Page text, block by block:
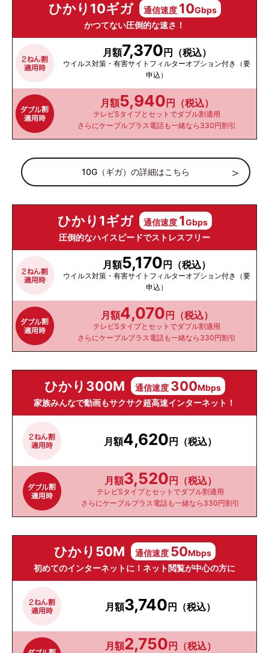
ひかり10ギガ 通信速度 10Gbps
かつてない圧倒的な速さ！
月額7,370 円（税込）
ウイルス対策・有害サイトフィルターオプション付き（要
申込）
月額5,940 円（税込）
テレビSタイプとセットでダブル割適用
さらにケーブルプラス電話も一緒なら330円割引
10G（ギガ）の詳細はこちら
ひかり1ギガ 通信速度 1Gbps
圧倒的なハイスピードでストレスフリー
月額5,170 円（税込）
ウイルス対策・有害サイトフィルターオプション付き（要
申込）
月額4,070 円（税込）
テレビSタイプとセットでダブル割適用
さらにケーブルプラス電話も一緒なら330円割引
ひかり300M 通信速度 300Mbps
家族みんなで動画もサクサク超高速インターネット！
月額4,620 円（税込）
月額3,520 円（税込）
テレビSタイプとセットでダブル割適用
さらにケーブルプラス電話も一緒なら330円割引
ひかり50M 通信速度 50Mbps
初めてのインターネットに！ネット閲覧が中心の方に
月額3,740 円（税込）
月額2,750 円（税込）